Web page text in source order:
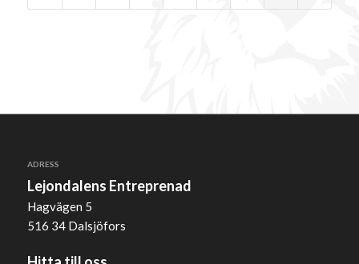
ADRESS
Lejondalens Entreprenad
Hagvägen 5
516 34 Dalsjöfors